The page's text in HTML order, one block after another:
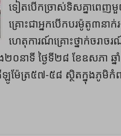
ទៀតបើកច្រាស់ទិសគ្នាពេ
គ្រោះជាអ្នកបើកបរម៉ូតូ៣នា
ហេតុការណ៍គ្រោះថ្នាក់ចរាច
០នាទី ថ្ងៃទី២៨ ខែឧសភា ឆ្
ឡូម៉ែត្រ៥៧-៥៨ ស្ថិតក្នុងភូមិ